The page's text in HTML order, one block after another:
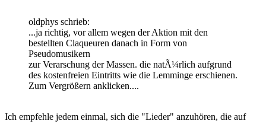
oldphys schrieb:
...ja richtig, vor allem wegen der Aktion mit den
bestellten Claqueuren danach in Form von
Pseudomusikern
zur Verarschung der Massen. die natÃ¼rlich aufgrund
des kostenfreien Eintritts wie die Lemminge erschienen.
Zum Vergrößern anklicken....
Ich empfehle jedem einmal, sich die "Lieder" anzuhören, die auf